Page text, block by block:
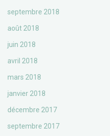
septembre 2018
août 2018
juin 2018
avril 2018
mars 2018
janvier 2018
décembre 2017
septembre 2017